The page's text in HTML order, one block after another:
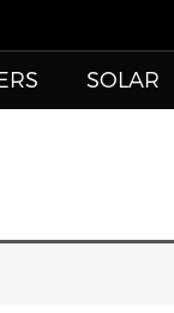
SOLAR